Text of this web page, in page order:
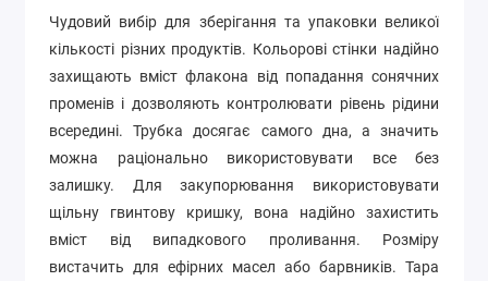
Чудовий вибір для зберігання та упаковки великої
кількості різних продуктів. Кольорові стінки надійно
захищають вміст флакона від попадання сонячних
променів і дозволяють контролювати рівень рідини
всередині. Трубка досягає самого дна, а значить
можна раціонально використовувати все без
залишку. Для закупорювання використовувати
щільну гвинтову кришку, вона надійно захистить
вміст від випадкового проливання. Розміру
вистачить для ефірних масел або барвників. Тара